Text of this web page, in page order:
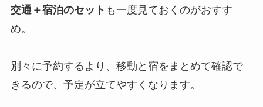
交通＋宿泊のセット も一度見ておくのがおすす
め。
別々に予約するより、移動と宿をまとめて確認で
きるので、予定が立てやすくなります。